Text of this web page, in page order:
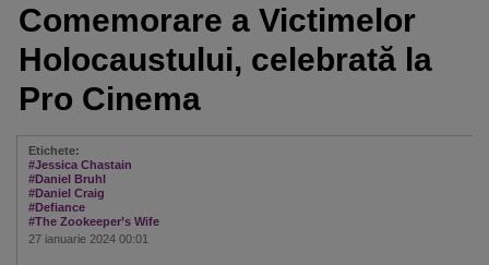
Comemorare a Victimelor
Holocaustului, celebrată la
Pro Cinema
Etichete:
#Jessica Chastain
#Daniel Bruhl
#Daniel Craig
#Defiance
#The Zookeeper’s Wife
27 ianuarie 2024 00:01